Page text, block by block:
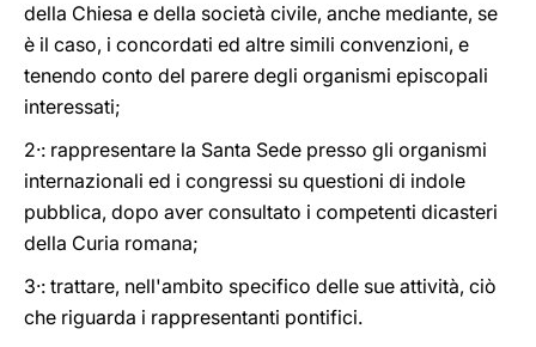
della Chiesa e della società civile, anche mediante, se
è il caso, i concordati ed altre simili convenzioni, e
tenendo conto del parere degli organismi episcopali
interessati;
2·: rappresentare la Santa Sede presso gli organismi
internazionali ed i congressi su questioni di indole
pubblica, dopo aver consultato i competenti dicasteri
della Curia romana;
3·: trattare, nell'ambito specifico delle sue attività, ciò
che riguarda i rappresentanti pontifici.